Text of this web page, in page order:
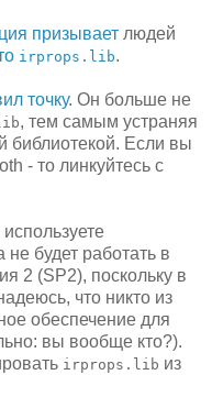
призывает людей
irprops.lib.
точку. Он больше не
, тем самым устраняя
библиотекой. Если вы
- то линкуйтесь с
будет работать в
2 (SP2), поскольку в
что никто из
обеспечение для
вы вообще кто?).
irprops.lib из